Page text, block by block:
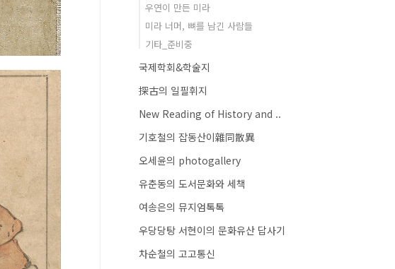
우연이 만든 미라
미라 너머, 뼈를 남긴 사람들
기타_준비중
국제학회&학술지
探古의 일필휘지
New Reading of History and ..
기호철의 잡동산이雜同散異
오세윤의 photogallery
유춘동의 도서문화와 세책
여송은의 뮤지엄톡톡
우당당탕 서현이의 문화유산 답사기
차순철의 고고통신